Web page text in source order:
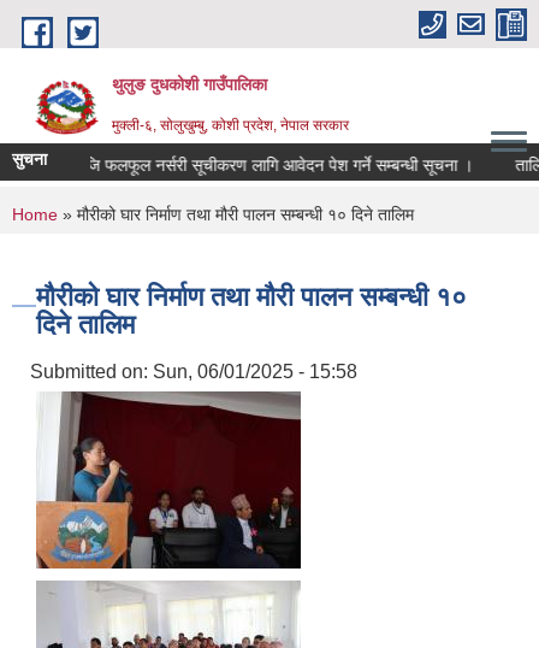
Skip to main content
थुलुङ दुधकोशी गाउँपालिका
मुक्ली-६, सोलुखुम्बु, कोशी प्रदेश, नेपाल सरकार
सुचना निजि फलफूल नर्सरी सूचीकरण लागि आवेदन पेश गर्ने सम्बन्धी सूचना ।
You are here
Home » मौरीको घार निर्माण तथा मौरी पालन सम्बन्धी १० दिने तालिम
मौरीको घार निर्माण तथा मौरी पालन सम्बन्धी १०
दिने तालिम
Submitted on: Sun, 06/01/2025 - 15:58